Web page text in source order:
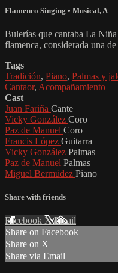
Flamenco Singing • Musical, A
Bulerías que cantaba La
flamenca, considerada una
Tags
Tradición, Piano, Palmas y
Cantaor, Acompañamiento
Cast
Juan Fariña Cante
Vicky González Coro
Paz de Manuel Coro
Francis López Guitarra
Vicky González Palmas
Paz de Manuel Palmas
Miguel Bermúdez Piano
Share with friends
Facebook XEmail
Share on Facebook
Share on X
Share via Email